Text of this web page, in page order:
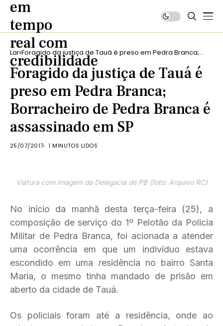
Lar Foragido da justiça de Tauá é preso em Pedra Branca;
Borracheiro de Pedra Branca é assassinado em SP
Foragido da justiça de Tauá é
preso em Pedra Branca;
Borracheiro de Pedra Branca é
assassinado em SP
25/07/2017 1 MINUTOS LIDOS
Viatura com imagem da Delegacia de PB (foto: Arquivo RC)
No início da manhã desta terça-feira (25), a
composição de serviço do 1º Pelotão da Policia
Militar de Pedra Branca, foi acionada a atender
uma ocorrência em que um indivíduo estava
escondido em uma residência no bairro Santa
Maria, o mesmo tinha mandado de prisão em
aberto da cidade de Tauá.
Os policiais foram até a residência, onde ao